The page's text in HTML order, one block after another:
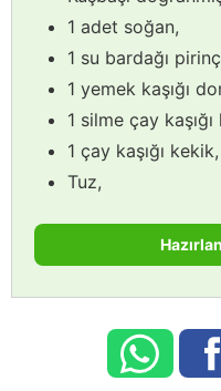
1 adet soğan,
1 su bardağı
1 yemek kaşığı
1 silme çay
1 çay kaşığı kekik,
Tuz,